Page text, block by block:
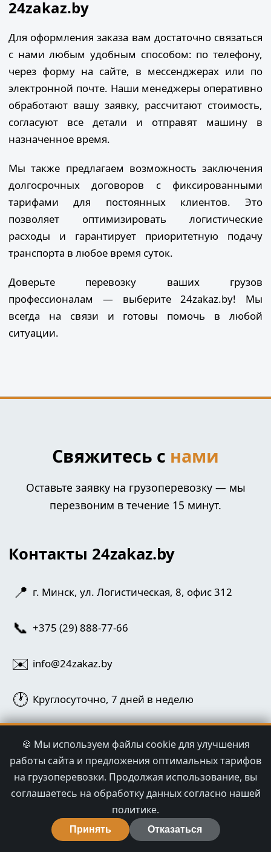
24zakaz.by
Для оформления заказа вам достаточно связаться
с нами любым удобным способом: по телефону,
через форму на сайте, в мессенджерах или по
электронной почте. Наши менеджеры оперативно
обработают вашу заявку, рассчитают стоимость,
согласуют все детали и отправят машину в
назначенное время.
Мы также предлагаем возможность заключения
долгосрочных договоров с фиксированными
тарифами для постоянных клиентов. Это
позволяет оптимизировать логистические
расходы и гарантирует приоритетную подачу
транспорта в любое время суток.
Доверьте перевозку ваших грузов
профессионалам — выберите 24zakaz.by! Мы
всегда на связи и готовы помочь в любой
ситуации.
Свяжитесь с нами
Оставьте заявку на грузоперевозку — мы
перезвоним в течение 15 минут.
Контакты 24zakaz.by
📍 г. Минск, ул. Логистическая, 8, офис 312
📞 +375 (29) 888-77-66
✉️ info@24zakaz.by
🕐 Круглосуточно, 7 дней в неделю
📱
Работаем по всей Беларуси.
Бесплатный расчёт
стоимости и консультация по телефону.
Ваше имя / компания *
🍪 Мы используем файлы cookie для улучшения
работы сайта и предложения оптимальных тарифов
на грузоперевозки. Продолжая использование, вы
соглашаетесь на обработку данных согласно нашей
политике.
Принять Отказаться